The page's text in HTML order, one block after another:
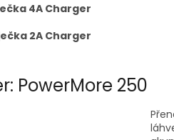
4A Charger
2A Charger
PowerMore 250